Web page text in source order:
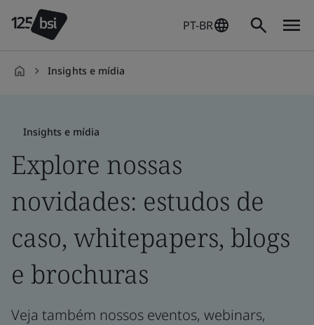
PT-BR
Insights e mídia
Insights e mídia
Explore nossas
novidades: estudos de
caso, whitepapers, blogs
e brochuras
Veja também nossos eventos, webinars,